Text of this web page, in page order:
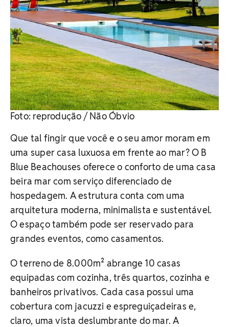
Foto: reprodução / Não Óbvio
Que tal fingir que você e o seu amor moram em
uma super casa luxuosa em frente ao mar? O B
Blue Beachouses oferece o conforto de uma casa
beira mar com serviço diferenciado de
hospedagem. A estrutura conta com uma
arquitetura moderna, minimalista e sustentável.
O espaço também pode ser reservado para
grandes eventos, como casamentos.
O terreno de 8.000m² abrange 10 casas
equipadas com cozinha, três quartos, cozinha e
banheiros privativos. Cada casa possui uma
cobertura com jacuzzi e espreguiçadeiras e,
claro, uma vista deslumbrante do mar. A